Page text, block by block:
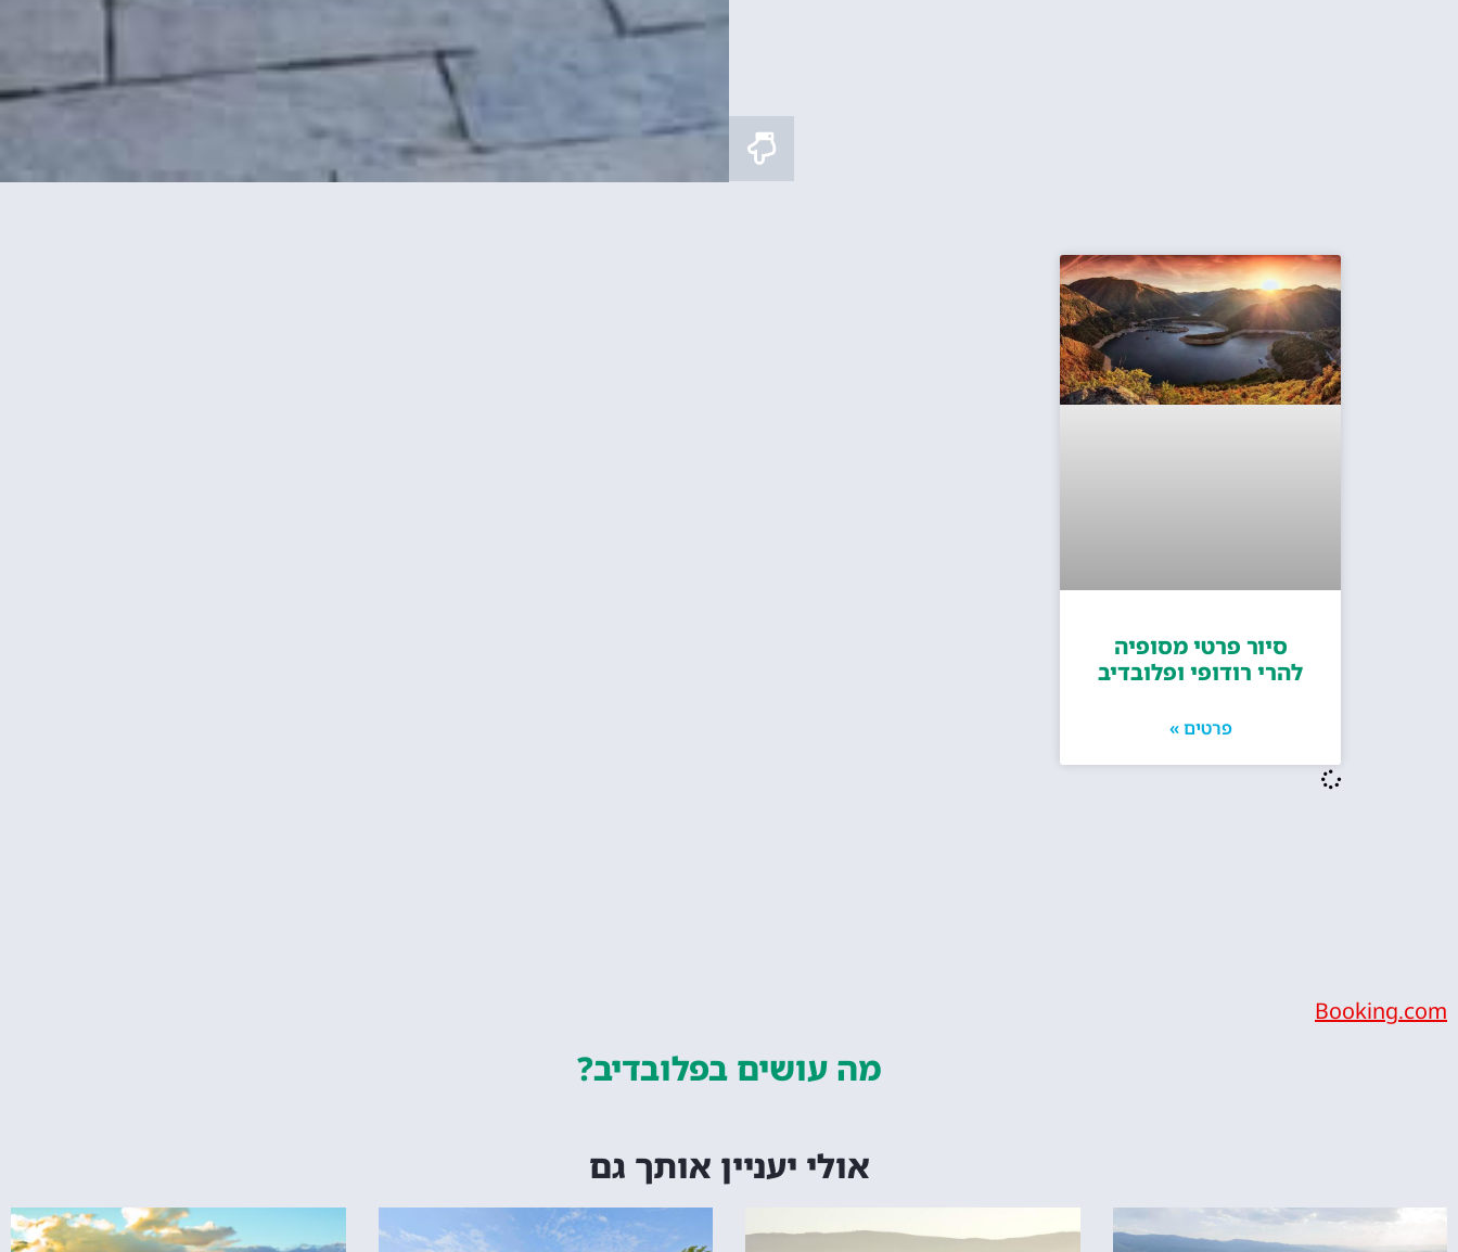
סיור פרטי מסופיה
להרי רודופי ופלובדיב
פרטים »
Booking.com
מה עושים בפלובדיב?
אולי יעניין אותך גם